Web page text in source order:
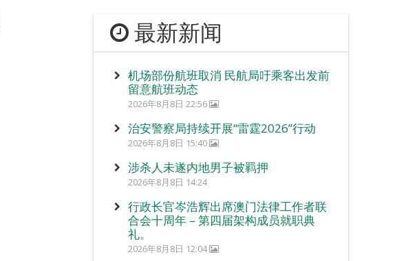
最新新闻
机场部份航班取消 民航局吁乘客出发前
留意航班动态
2026年8月8日 22:56
治安警察局持续开展“雷霆2026”行动
2026年8月8日 15:40
涉杀人未遂内地男子被羁押
2026年8月8日 14:24
行政长官岑浩辉出席澳门法律工作者联
合会十周年 – 第四届架构成员就职典
礼。
2026年8月8日 12:04